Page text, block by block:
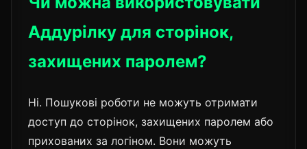
Аддурілку для сторінок,
захищених паролем?
Ні. Пошукові роботи не можуть отримати
доступ до сторінок, захищених паролем або
прихованих за логіном. Вони можуть